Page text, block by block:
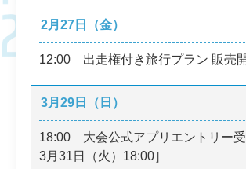
2月27日（金）
12:00 出走権付き旅行プラン 販売
3月29日（日）
18:00 大会公式アプリエントリー
3月31日（火）18:00］